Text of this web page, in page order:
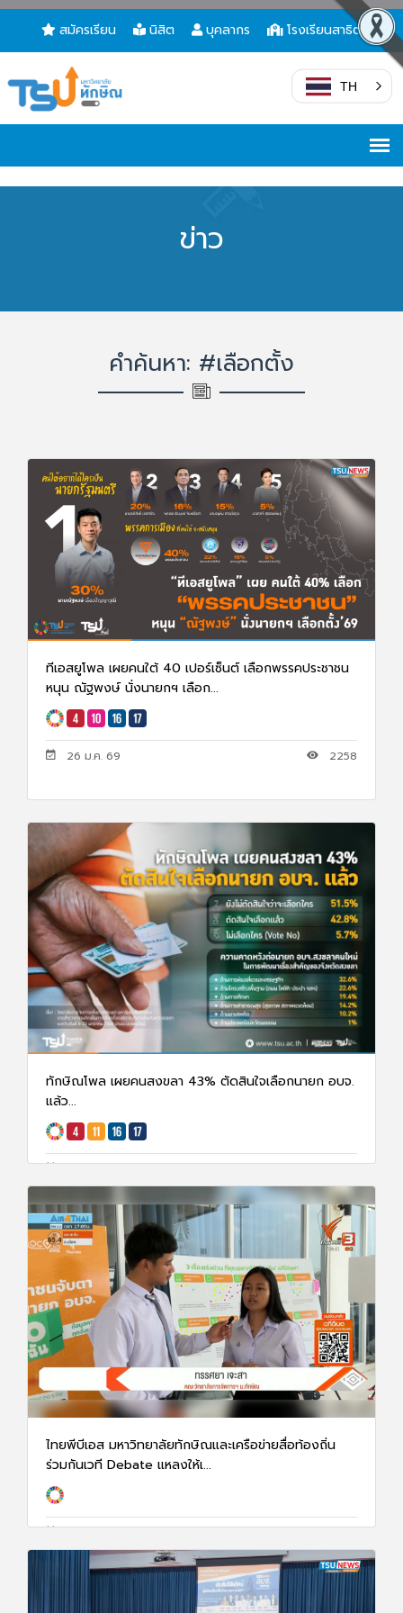
สมัครเรียน นิสิต บุคลากร โรงเรียนสาธิต
TH
ข่าว
คำค้นหา: #เลือกตั้ง
ทีเอสยูโพล เผยคนใต้ 40 เปอร์เซ็นต์ เลือกพรรคประชาชน
หนุน ณัฐพงษ์ นั่งนายกฯ เลือก...
26 ม.ค. 69 2258
ทักษิณโพล เผยคนสงขลา 43% ตัดสินใจเลือกนายก อบจ.
แล้ว...
ไทยพีบีเอส มหาวิทยาลัยทักษิณและเครือข่ายสื่อท้องถิ่น
ร่วมกันเวที Debate แหลงให้เ...